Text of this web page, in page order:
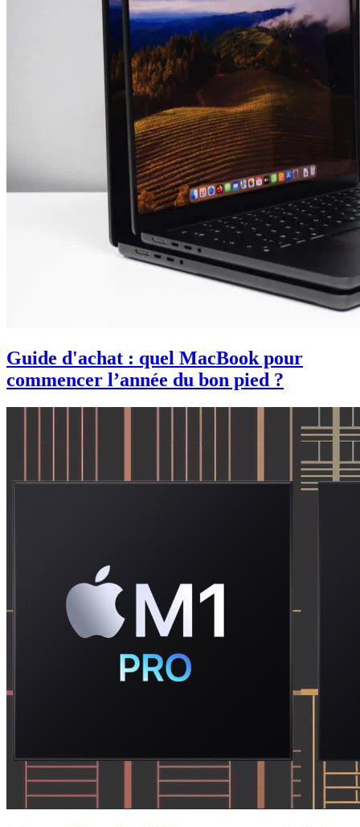
Guide d'achat : quel MacBook pour
commencer l’année du bon pied ?